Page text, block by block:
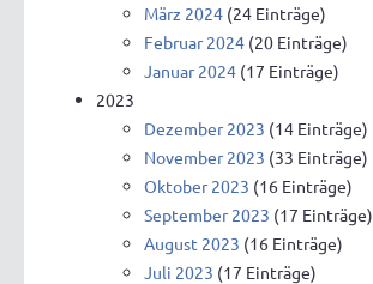
März 2024 (24 Einträge)
Februar 2024 (20 Einträge)
Januar 2024 (17 Einträge)
2023
Dezember 2023 (14 Einträge)
November 2023 (33 Einträge)
Oktober 2023 (16 Einträge)
September 2023 (17 Einträge)
August 2023 (16 Einträge)
Juli 2023 (17 Einträge)